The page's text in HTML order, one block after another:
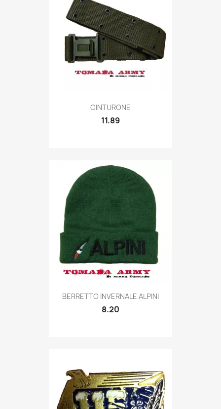
Quick view
CINTURONE
11.89
Quick view
BERRETTO INVERNALE ALPINI
8.20